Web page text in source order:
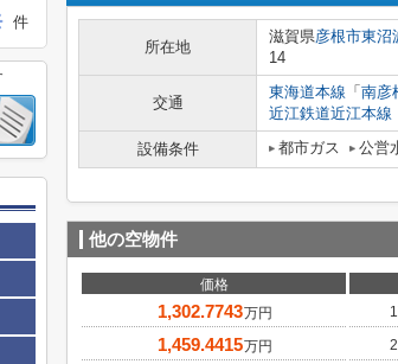
所在地
滋賀県彦根市東沼
14
交通
東海道本線 「 南彦
近江鉄道近江本線
設備条件
都市ガス 公営
他の空物件
価格
1,302.7743万円
1,459.4415万円
件